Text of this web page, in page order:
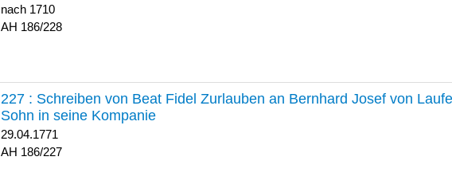
nach 1710
186/228
227 : Schreiben von Beat Fidel Zurlauben an Bernhard Josef von
Sohn in seine Kompanie
29.04.1771
186/227